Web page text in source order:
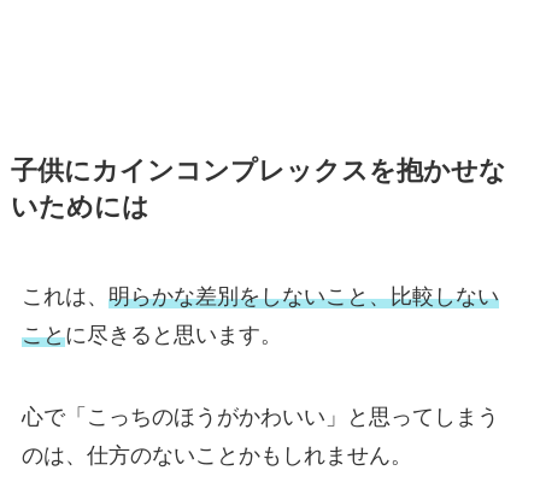
子供にカインコンプレックスを抱かせな
いためには
これは、 明らかな差別をしないこと、比較しない
ことに尽きると思います。
心で「こっちのほうがかわいい」と思ってしまう
のは、仕方のないことかもしれません。